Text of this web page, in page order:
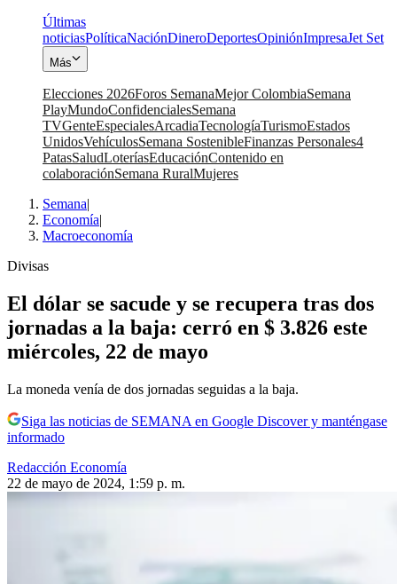
Últimas
noticiasPolíticaNaciónDineroDeportesOpiniónImpresaJet Set
Más
Elecciones 2026Foros SemanaMejor ColombiaSemana
PlayMundoConfidencialesSemana
TVGenteEspecialesArcadiaTecnologíaTurismoEstados
UnidosVehículosSemana SostenibleFinanzas Personales4
PatasSaludLoteríasEducaciónContenido en
colaboraciónSemana RuralMujeres
Semana|
Economía|
Macroeconomía
Divisas
El dólar se sacude y se recupera tras dos
jornadas a la baja: cerró en $ 3.826 este
miércoles, 22 de mayo
La moneda venía de dos jornadas seguidas a la baja.
Siga las noticias de SEMANA en Google Discover y manténgase
informado
Redacción Economía
22 de mayo de 2024, 1:59 p. m.